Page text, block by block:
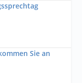
Sie an